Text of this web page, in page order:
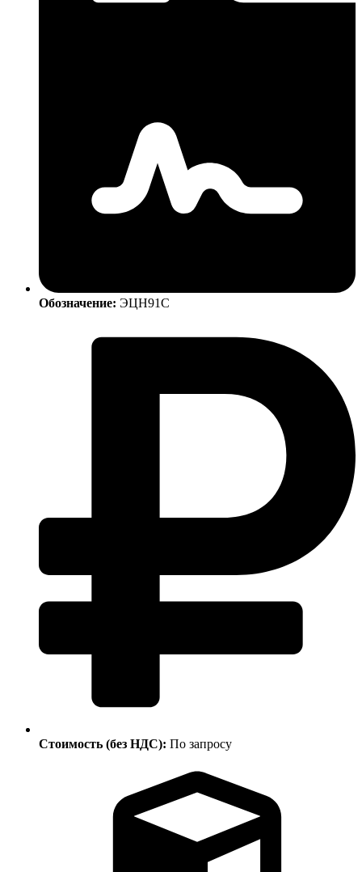
Обозначение: ЭЦН91С
Стоимость (без НДС): По запросу